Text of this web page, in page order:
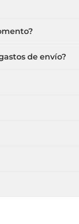
de envío?